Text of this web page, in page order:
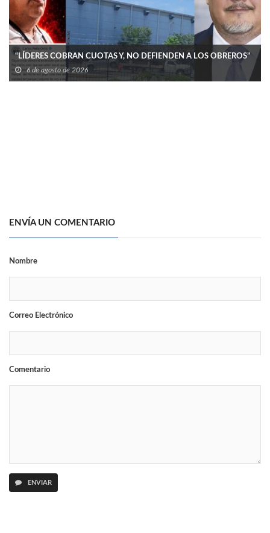
“LÍDERES COBRAN CUOTAS Y, NO DEFIENDEN A LOS OBREROS”
6 de agosto de 2026
ENVÍA UN COMENTARIO
Nombre
Correo Electrónico
Comentario
ENVIAR